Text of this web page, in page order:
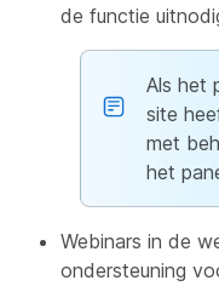
de functie
Als het
site
met
het
Webinars in de
ondersteuning